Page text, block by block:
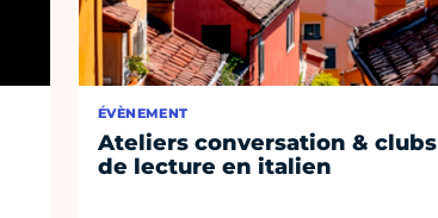
ÉVÈNEMENT
Ateliers conversation & clubs
de lecture en italien